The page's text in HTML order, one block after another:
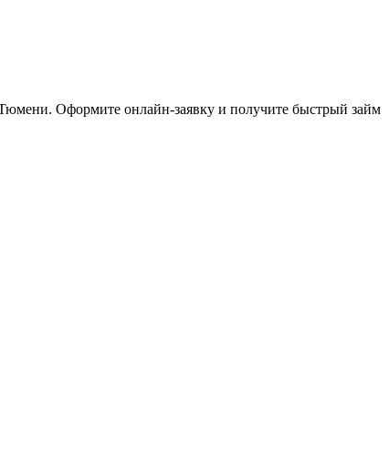
Оформите онлайн-заявку и получите быстрый займ